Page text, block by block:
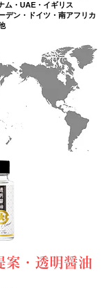
ム・UAE・イギリス
デン・ドイツ・南アフリカ
案・透明醤油